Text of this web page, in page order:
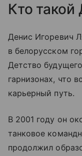
Кто
Денис Игоревич
в белорусском
Детство
гарнизонах, что
карьерный путь.
В 2001 году он
танковое
продолжил